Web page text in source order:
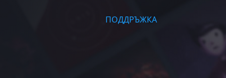
ПОДДРЪЖКА